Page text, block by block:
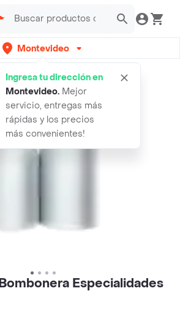
Montevideo
Ingresa tu dirección en
Montevideo. Mejor
servicio, entregas más
rápidas y los precios
más convenientes!
Especialidades